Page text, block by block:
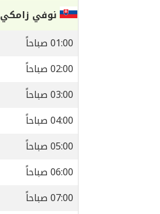
نوفي زامكي
01:00 صباحاً
02:00 صباحاً
03:00 صباحاً
04:00 صباحاً
05:00 صباحاً
06:00 صباحاً
07:00 صباحاً